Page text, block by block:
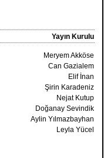
Yayın Kurulu
Meryem Akköse
Can Gazialem
Elif İnan
Şirin Karadeniz
Nejat Kutup
Doğanay Sevindik
Aylin Yılmazbayhan
Leyla Yücel